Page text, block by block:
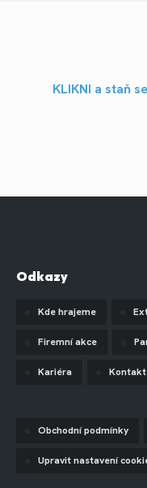
KLIKNI a staň
Odkazy
Kde hrajeme
Firemní akce
Kariéra Kontakt
Obchodní podmínky
Upravit nastavení